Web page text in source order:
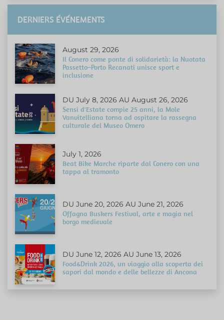
DERNIERS ÉVÉNEMENTS
August 29, 2026
Il Conero come ponte di solidarietà: la Nuotata
Passetto–Porto Recanati unisce sport e
inclusione
DU July 8, 2026 AU August 26, 2026
Sensi d'Estate compie 25 anni, la Mole
Vanvitelliana torna ad ospitare la rassegna
culturale del Museo Omero
July 1, 2026
Beat Bike Marche riparte dal Conero con una
tappa al tramonto
DU June 20, 2026 AU June 21, 2026
Offagna Buskers Festival, arte e magia nel
borgo medievale
DU June 12, 2026 AU June 13, 2026
Food&Drink 2026, un viaggio alla scoperta dei
sapori dal mondo e delle bellezze di Ancona